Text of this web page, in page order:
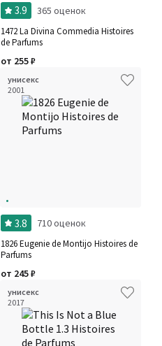
3.9 365 оценок
1472 La Divina Commedia Histoires
de Parfums
от 255₽
унисекс
2001
3.8 710 оценок
1826 Eugenie de Montijo Histoires de
Parfums
от 245₽
унисекс
2017